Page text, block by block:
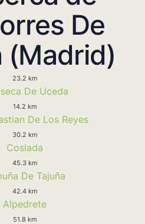
De
(Madrid)
23.2 km
De Uceda
14.2 km
De Los Reyes
30.2 km
Coslada
45.3 km
De Tajuña
42.4 km
Alpedrete
51.8 km